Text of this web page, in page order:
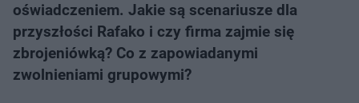
oświadczeniem. Jakie są scenariusze dla
przyszłości Rafako i czy firma zajmie się
zbrojeniówką? Co z zapowiadanymi
zwolnieniami grupowymi?